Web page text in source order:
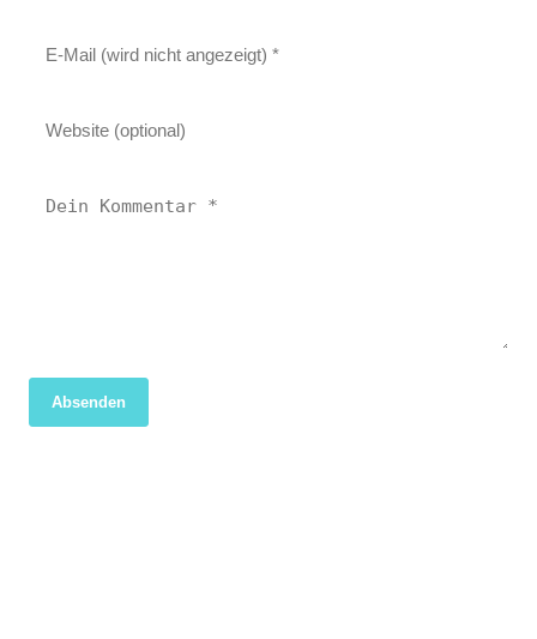
Absenden